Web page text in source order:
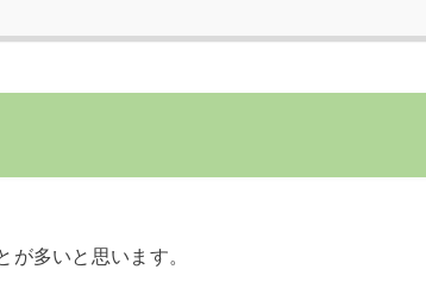
多いと思います。